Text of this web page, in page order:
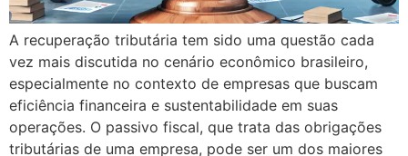
A recuperação tributária tem sido uma questão cada
vez mais discutida no cenário econômico brasileiro,
especialmente no contexto de empresas que buscam
eficiência financeira e sustentabilidade em suas
operações. O passivo fiscal, que trata das obrigações
tributárias de uma empresa, pode ser um dos maiores